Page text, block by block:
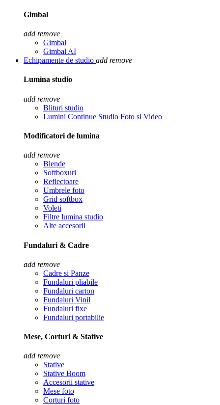
Gimbal
add remove
Gimbal
Gimbal AI
Echipamente de studio add remove
Lumina studio
add remove
Blituri studio
Lumini Continue Studio Foto si Video
Modificatori de lumina
add remove
Blende
Softboxuri
Reflectoare
Umbrele foto
Grid softbox
Voleti
Filtre lumina studio
Alte accesorii
Fundaluri & Cadre
add remove
Cadre si Panze
Fundaluri pliabile
Fundaluri carton
Fundaluri Vinil
Fundaluri fixe
Fundaluri portabilie
Mese, Corturi & Stative
add remove
Stative
Stative Boom
Accesorii stative
Mese foto
Corturi foto